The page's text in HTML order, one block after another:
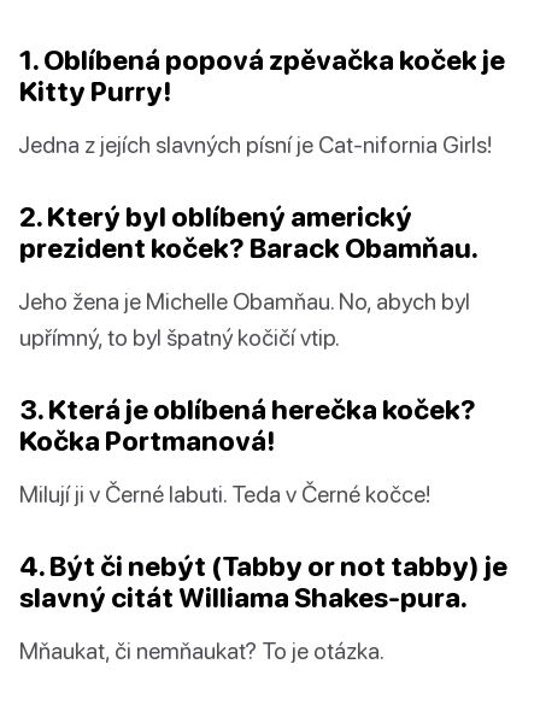
1. Oblíbená popová zpěvačka koček je
Kitty Purry!
Jedna z jejích slavných písní je Cat-nifornia Girls!
2. Který byl oblíbený americký
prezident koček? Barack Obamňau.
Jeho žena je Michelle Obamňau. No, abych byl
upřímný, to byl špatný kočičí vtip.
3. Která je oblíbená herečka koček?
Kočka Portmanová!
Milují ji v Černé labuti. Teda v Černé kočce!
4. Být či nebýt (Tabby or not tabby) je
slavný citát Williama Shakes-pura.
Mňaukat, či nemňaukat? To je otázka.